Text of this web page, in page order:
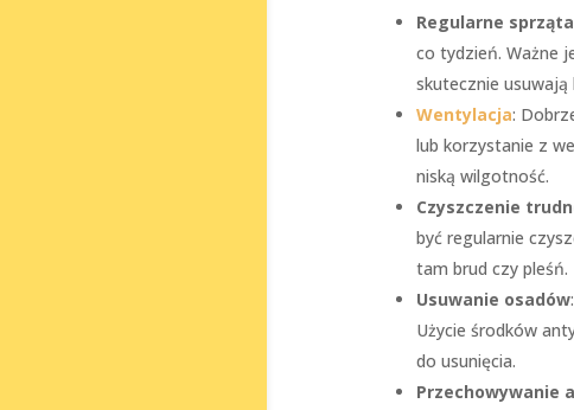
Regularne
co tydzień. Ważne
skutecznie usuwają
Wentylacja:
lub korzystanie z
niską wilgotność.
Czyszczenie
być regularnie
tam brud czy pleśń.
Usuwanie osadów
Użycie środków
do usunięcia.
Przechowywanie